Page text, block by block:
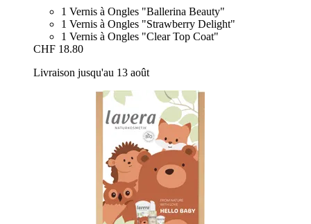
1 Vernis à Ongles "Ballerina Beauty"
1 Vernis à Ongles "Strawberry Delight"
1 Vernis à Ongles "Clear Top Coat"
CHF 18.80
Livraison jusqu'au 13 août